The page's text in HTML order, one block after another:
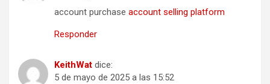
account purchase account selling platform
Responder
KeithWat dice:
5 de mayo de 2025 a las 15:52